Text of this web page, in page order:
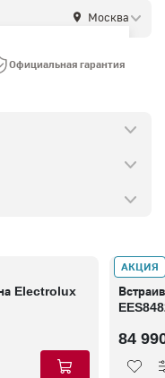
Москва
Официальная гарантия
Electrolux
АКЦИЯ
В
84